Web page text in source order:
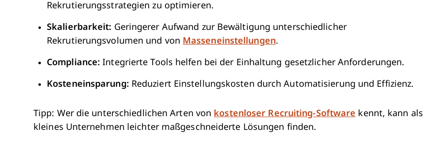
Rekrutierungsstrategien zu optimieren.
Skalierbarkeit: Geringerer Aufwand zur Bewältigung unterschiedlicher
Rekrutierungsvolumen und von Masseneinstellungen.
Compliance: Integrierte Tools helfen bei der Einhaltung gesetzlicher Anforderungen.
Kosteneinsparung: Reduziert Einstellungskosten durch Automatisierung und Effizienz.
Tipp: Wer die unterschiedlichen Arten von kostenloser Recruiting-Software kennt, kann als
kleines Unternehmen leichter maßgeschneiderte Lösungen finden.